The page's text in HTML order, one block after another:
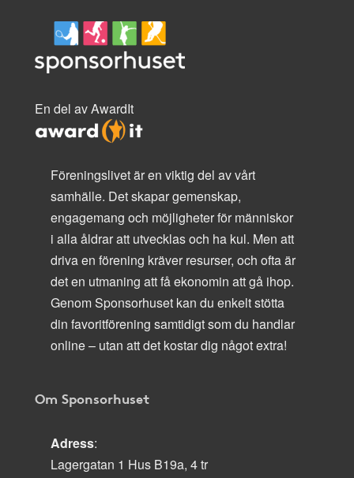
En del av AwardIt
Föreningslivet är en viktig del av vårt
samhälle. Det skapar gemenskap,
engagemang och möjligheter för människor
i alla åldrar att utvecklas och ha kul. Men att
driva en förening kräver resurser, och ofta är
det en utmaning att få ekonomin att gå ihop.
Genom Sponsorhuset kan du enkelt stötta
din favoritförening samtidigt som du handlar
online – utan att det kostar dig något extra!
Om Sponsorhuset
Adress:
Lagergatan 1 Hus B19a, 4 tr